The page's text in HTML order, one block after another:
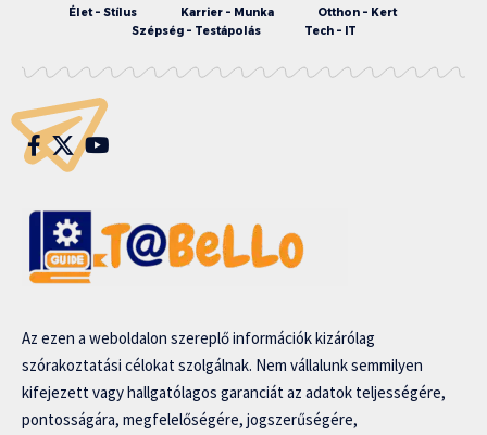
Élet – Stílus Karrier – Munka
Otthon – Kert
Szépség – Testápolás
Tech – IT
Az ezen a weboldalon szereplő információk kizárólag
szórakoztatási célokat szolgálnak. Nem vállalunk semmilyen
kifejezett vagy hallgatólagos garanciát az adatok teljességére,
pontosságára, megfelelőségére, jogszerűségére,